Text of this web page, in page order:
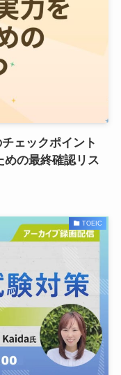
ェックポイント
めの最終確認リス
TOEIC